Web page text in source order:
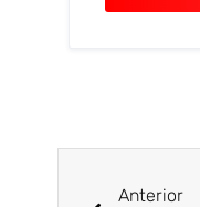
Anterior